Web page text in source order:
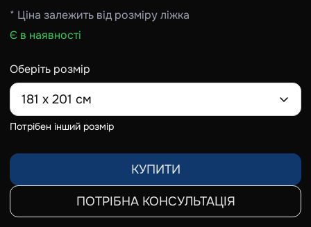
* Ціна залежить від розміру ліжка
Є в наявності
Оберіть розмір
181 х 201 см
Потрібен інший розмір
КУПИТИ
ПОТРІБНА КОНСУЛЬТАЦІЯ